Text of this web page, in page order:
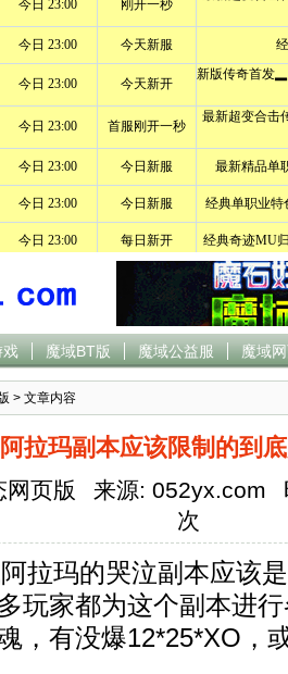
戏 魔域BT版 魔域公益服 魔域
> 文章内容
阿拉玛副本应该限制的到
网页版 来源: 052yx.com
次
玛的哭泣副本应该是
玩家都为这个副本进
，有没爆12*25*XO，